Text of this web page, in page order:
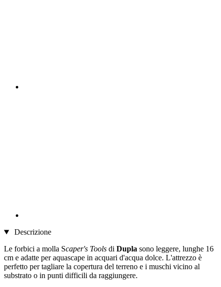
Descrizione
Le forbici a molla Scaper's Tools di Dupla sono leggere, lunghe 16
cm e adatte per aquascape in acquari d'acqua dolce. L'attrezzo è
perfetto per tagliare la copertura del terreno e i muschi vicino al
substrato o in punti difficili da raggiungere.